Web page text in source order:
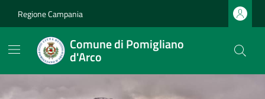
Regione Campania
Comune di Pomigliano
d'Arco